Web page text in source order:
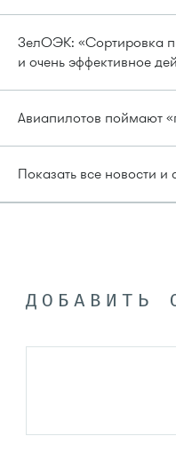
ЗелОЭК: «Сортировка
и очень эффективное
Авиапилотов поймают
Показать все новости и
ДОБАВИТЬ